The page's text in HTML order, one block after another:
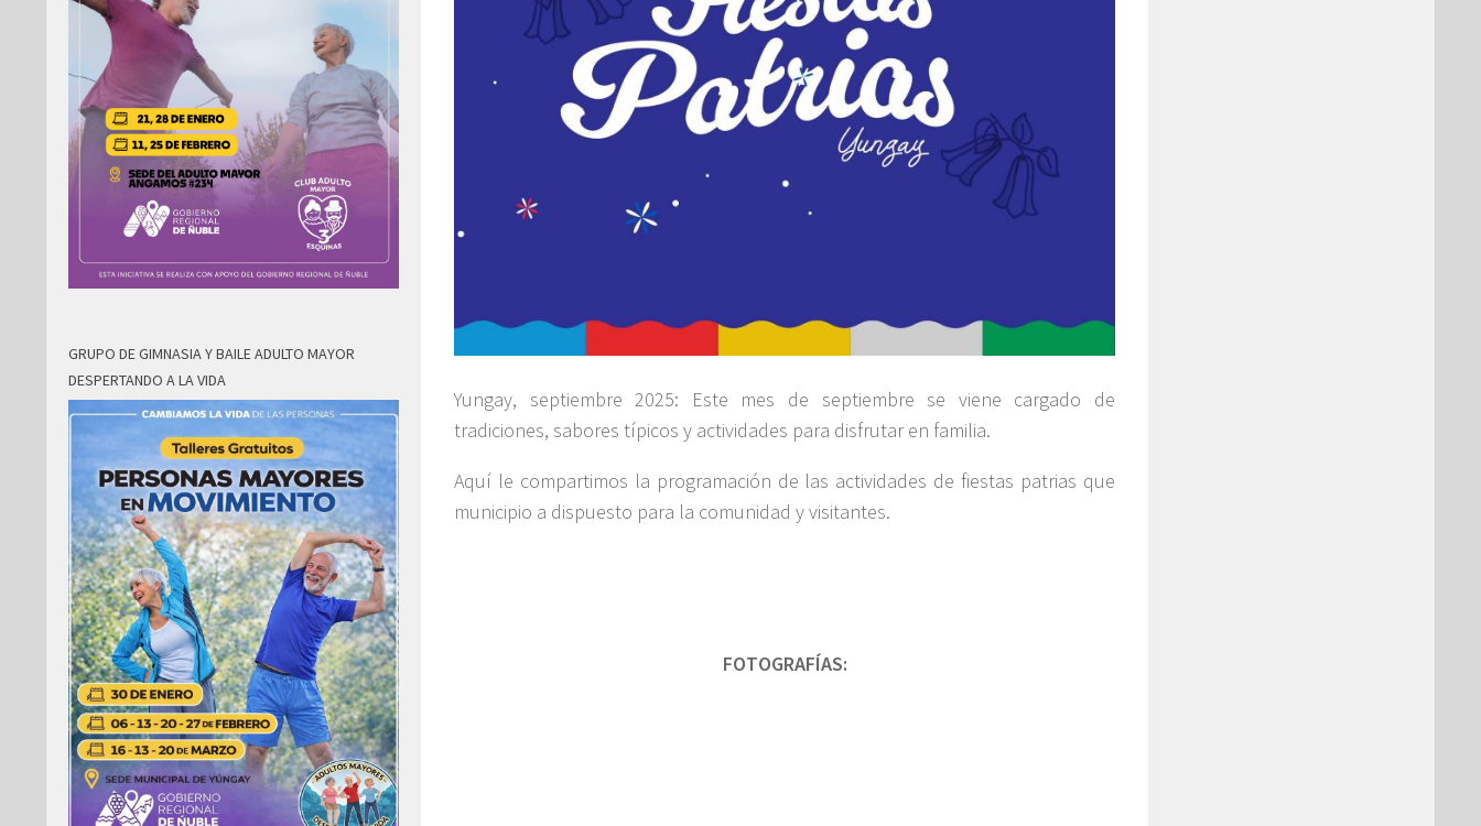
Yungay, septiembre 2025: Este mes de septiembre se viene cargado de
tradiciones, sabores típicos y actividades para disfrutar en familia.
Aquí le compartimos la programación de las actividades de fiestas patrias que
municipio a dispuesto para la comunidad y visitantes.
FOTOGRAFÍAS:
GRUPO DE GIMNASIA Y BAILE ADULTO MAYOR
DESPERTANDO A LA VIDA